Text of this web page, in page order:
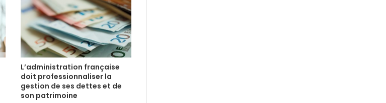
L’administration française
doit professionnaliser la
gestion de ses dettes et de
son patrimoine